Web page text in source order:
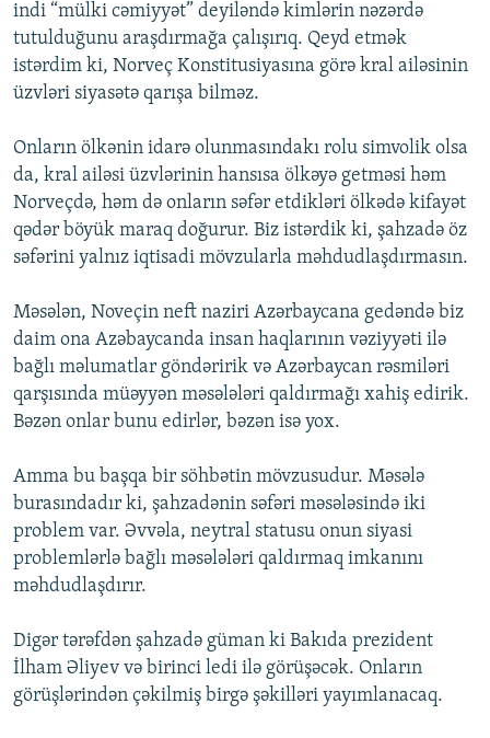
indi “mülki cəmiyyət” deyiləndə kimlərin nəzərdə
tutulduğunu araşdırmağa çalışırıq. Qeyd etmək
istərdim ki, Norveç Konstitusiyasına görə kral ailəsinin
üzvləri siyasətə qarışa bilməz.
Onların ölkənin idarə olunmasındakı rolu simvolik olsa
da, kral ailəsi üzvlərinin hansısa ölkəyə getməsi həm
Norveçdə, həm də onların səfər etdikləri ölkədə kifayət
qədər böyük maraq doğurur. Biz istərdik ki, şahzadə öz
səfərini yalnız iqtisadi mövzularla məhdudlaşdırmasın.
Məsələn, Noveçin neft naziri Azərbaycana gedəndə biz
daim ona Azəbaycanda insan haqlarının vəziyyəti ilə
bağlı məlumatlar göndəririk və Azərbaycan rəsmiləri
qarşısında müəyyən məsələləri qaldırmağı xahiş edirik.
Bəzən onlar bunu edirlər, bəzən isə yox.
Amma bu başqa bir söhbətin mövzusudur. Məsələ
burasındadır ki, şahzadənin səfəri məsələsində iki
problem var. Əvvəla, neytral statusu onun siyasi
problemlərlə bağlı məsələləri qaldırmaq imkanını
məhdudlaşdırır.
Digər tərəfdən şahzadə güman ki Bakıda prezident
İlham Əliyev və birinci ledi ilə görüşəcək. Onların
görüşlərindən çəkilmiş birgə şəkilləri yayımlanacaq.